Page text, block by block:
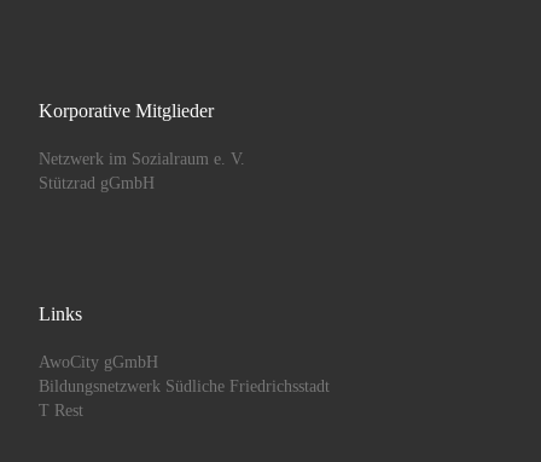
Korporative Mitglieder
Netzwerk im Sozialraum e. V.
Stützrad gGmbH
Links
AwoCity gGmbH
Bildungsnetzwerk Südliche Friedrichsstadt
T Rest